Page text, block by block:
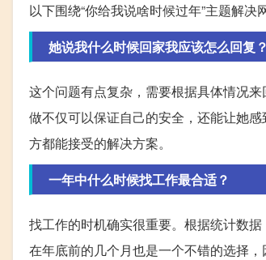
以下围绕“你给我说啥时候过年”主题解决
她说我什么时候回家我应该怎么回复？
这个问题有点复杂，需要根据具体情况
做不仅可以保证自己的安全，还能让她
方都能接受的解决方案。
一年中什么时候找工作最合适？
找工作的时机确实很重要。根据统计数
在年底前的几个月也是一个不错的选择